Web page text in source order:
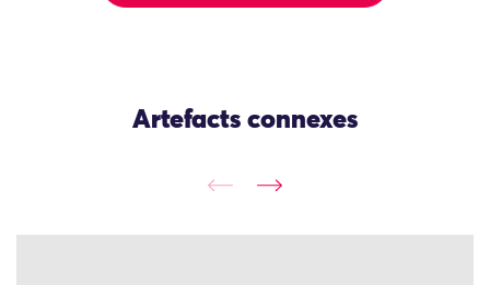
Artefacts connexes